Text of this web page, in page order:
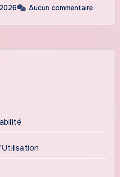
Aucun commentaire